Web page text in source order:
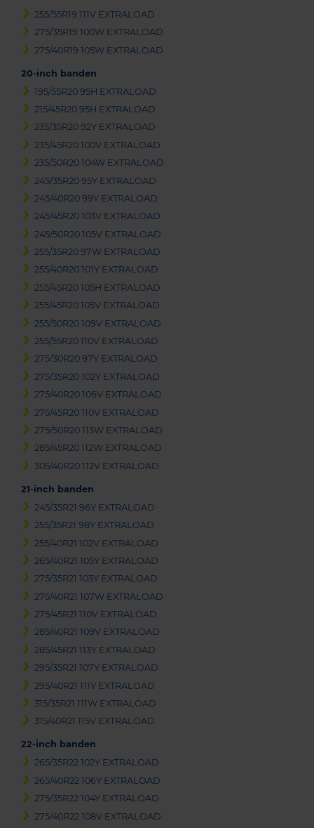
255/55R19 111V EXTRALOAD
275/35R19 100W EXTRALOAD
275/40R19 105W EXTRALOAD
20-inch banden
195/55R20 95H EXTRALOAD
215/45R20 95H EXTRALOAD
235/35R20 92Y EXTRALOAD
235/45R20 100V EXTRALOAD
235/50R20 104W EXTRALOAD
245/35R20 95Y EXTRALOAD
245/40R20 99Y EXTRALOAD
245/45R20 103V EXTRALOAD
245/50R20 105V EXTRALOAD
255/35R20 97W EXTRALOAD
255/40R20 101Y EXTRALOAD
255/45R20 105H EXTRALOAD
255/45R20 105V EXTRALOAD
255/50R20 109V EXTRALOAD
255/55R20 110V EXTRALOAD
275/30R20 97Y EXTRALOAD
275/35R20 102Y EXTRALOAD
275/40R20 106V EXTRALOAD
275/45R20 110V EXTRALOAD
275/50R20 113W EXTRALOAD
285/45R20 112W EXTRALOAD
305/40R20 112V EXTRALOAD
21-inch banden
245/35R21 96Y EXTRALOAD
255/35R21 98Y EXTRALOAD
255/40R21 102V EXTRALOAD
265/40R21 105Y EXTRALOAD
275/35R21 103Y EXTRALOAD
275/40R21 107W EXTRALOAD
275/45R21 110V EXTRALOAD
285/40R21 109V EXTRALOAD
285/45R21 113Y EXTRALOAD
295/35R21 107Y EXTRALOAD
295/40R21 111Y EXTRALOAD
315/35R21 111W EXTRALOAD
315/40R21 115V EXTRALOAD
22-inch banden
265/35R22 102Y EXTRALOAD
265/40R22 106Y EXTRALOAD
275/35R22 104Y EXTRALOAD
275/40R22 108V EXTRALOAD